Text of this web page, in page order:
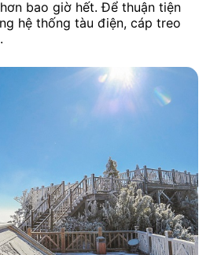
bao giờ hết. Để thuận tiện
hệ thống tàu điện, cáp treo